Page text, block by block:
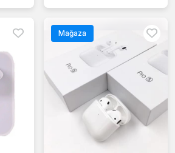
Mağaza